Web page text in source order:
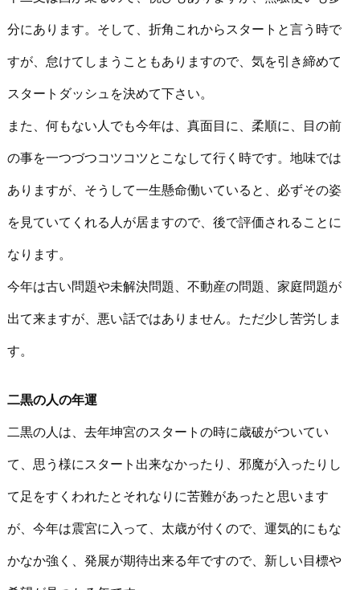
分にあります。そして、折角これからスタートと言う時で
すが、怠けてしまうこともありますので、気を引き締めて
スタートダッシュを決めて下さい。
また、何もない人でも今年は、真面目に、柔順に、目の前
の事を一つづつコツコツとこなして行く時です。地味では
ありますが、そうして一生懸命働いていると、必ずその姿
を見ていてくれる人が居ますので、後で評価されることに
なります。
今年は古い問題や未解決問題、不動産の問題、家庭問題が
出て来ますが、悪い話ではありません。ただ少し苦労しま
す。
二黒の人の年運
二黒の人は、去年坤宮のスタートの時に歳破がついてい
て、思う様にスタート出来なかったり、邪魔が入ったりし
て足をすくわれたとそれなりに苦難があったと思います
が、今年は震宮に入って、太歳が付くので、運気的にもな
かなか強く、発展が期待出来る年ですので、新しい目標や